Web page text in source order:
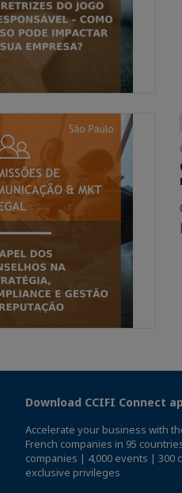
Download CCIFI Connect
Accelerate your business with
French companies in 95
companies | 4,000 events | 300
exclusive privileges